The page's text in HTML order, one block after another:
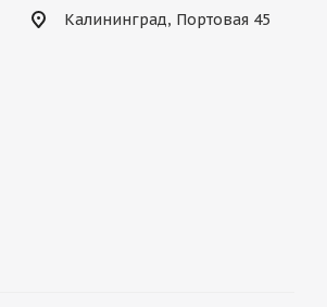
Калининград, Портовая 45